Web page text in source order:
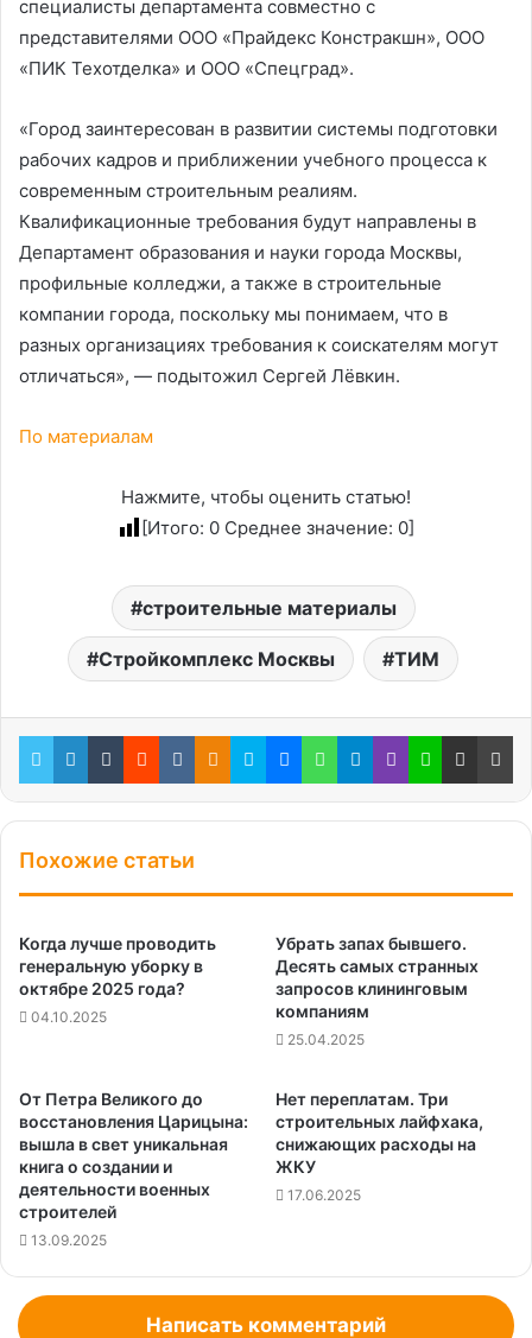
специалисты департамента совместно с
представителями ООО «Прайдекс Констракшн», ООО
«ПИК Техотделка» и ООО «Спецград».
«Город заинтересован в развитии системы подготовки
рабочих кадров и приближении учебного процесса к
современным строительным реалиям.
Квалификационные требования будут направлены в
Департамент образования и науки города Москвы,
профильные колледжи, а также в строительные
компании города, поскольку мы понимаем, что в
разных организациях требования к соискателям могут
отличаться», — подытожил Сергей Лёвкин.
По материалам
Нажмите, чтобы оценить статью!
[Итого: 0 Среднее значение: 0]
строительные материалы
Стройкомплекс Москвы ТИМ
TwitterLinkedInTumblrRedditВконтакте
Одноклассники
SkypeMessenger
WhatsApp
Telegram
ViberLine Поделиться через электронную почту
Похожие статьи
Когда лучше проводить
генеральную уборку в
октябре 2025 года?
04.10.2025
Убрать запах бывшего.
Десять самых странных
запросов клининговым
компаниям
25.04.2025
От Петра Великого до
восстановления Царицына:
вышла в свет уникальная
книга о создании и
деятельности военных
строителей
13.09.2025
Нет переплатам. Три
строительных лайфхака,
снижающих расходы на
ЖКУ
17.06.2025
Написать комментарий